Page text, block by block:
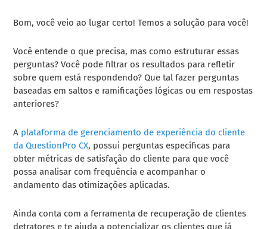
Bom, você veio ao lugar certo! Temos a solução para você!
Você entende o que precisa, mas como estruturar essas
perguntas? Você pode filtrar os resultados para refletir
sobre quem está respondendo? Que tal fazer perguntas
baseadas em saltos e ramificações lógicas ou em respostas
anteriores?
A plataforma de gerenciamento de experiência do cliente
da QuestionPro CX, possui perguntas específicas para
obter métricas de satisfação do cliente para que você
possa analisar com frequência e acompanhar o
andamento das otimizações aplicadas.
Ainda conta com a ferramenta de recuperação de clientes
detratores e te ajuda a potencializar os clientes que já